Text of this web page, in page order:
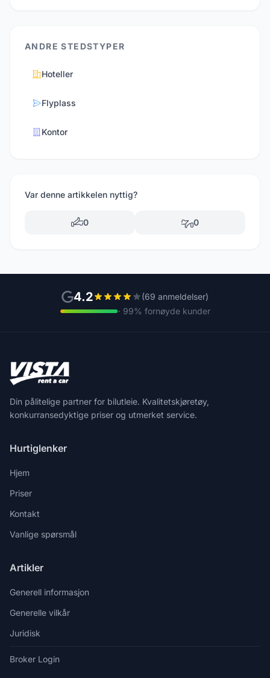
ANDRE STEDSTYPER
Hoteller
Flyplass
Kontor
Var denne artikkelen nyttig?
0 0
4.2
(69 anmeldelser)
· 99% fornøyde kunder
Din pålitelige partner for bilutleie. Kvalitetskjøretøy,
konkurransedyktige priser og utmerket service.
Hurtiglenker
Hjem
Priser
Kontakt
Vanlige spørsmål
Artikler
Generell informasjon
Generelle vilkår
Juridisk
Broker Login